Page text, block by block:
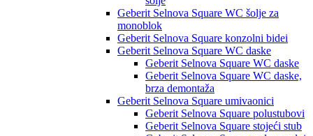
Geberit Selnova Square WC šolje za
monoblok
Geberit Selnova Square konzolni bidei
Geberit Selnova Square WC daske
Geberit Selnova Square WC daske
Geberit Selnova Square WC daske,
brza demontaža
Geberit Selnova Square umivaonici
Geberit Selnova Square polustubovi
Geberit Selnova Square stojeći stub